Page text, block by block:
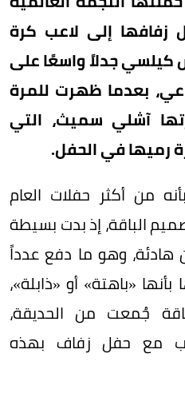
إلى لاعب كرة
كيلسي جدلاً واسعًا على
بعدما ظهرت للمرة
آشلي سميث، التي
رميها في الحفل.
من أكثر حفلات العام
الباقة، إذ بدت بسيطة
هادئة، وهو ما دفع عدداً
«باهتة» أو «ذابلة»،
جُمعت من الحديقة،
مع حفل زفاف بهذه